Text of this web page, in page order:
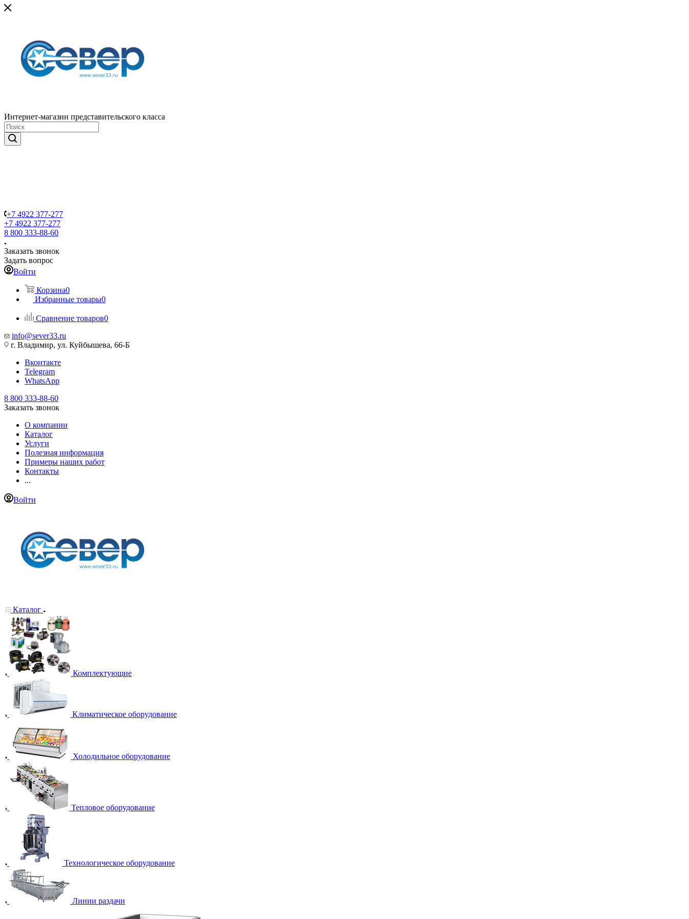
Интернет-магазин представительского класса
+7 4922 377-277
+7 4922 377-277
8 800 333-88-60
Заказать звонок
Задать вопрос
Войти
Корзина0
Избранные товары0
Сравнение товаров0
info@sever33.ru
г. Владимир, ул. Куйбышева, 66-Б
Вконтакте
Telegram
WhatsApp
8 800 333-88-60
Заказать звонок
О компании
Каталог
Услуги
Полезная информация
Примеры наших работ
Контакты
...
Войти
Каталог
Комплектующие
Климатическое оборудование
Холодильное оборудование
Тепловое оборудование
Технологическое оборудование
Линии раздачи